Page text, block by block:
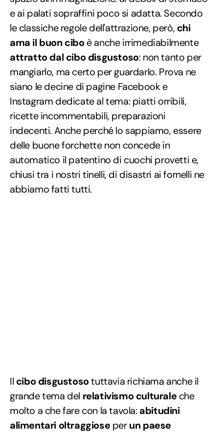
e ai palati sopraffini poco si adatta. Secondo
le classiche regole dell'attrazione, però, chi
ama il buon ciboè anche irrimediabilmente
attratto dal cibo disgustoso: non tanto per
mangiarlo, ma certo per guardarlo. Prova ne
siano le decine di pagine Facebook e
Instagram dedicate al tema: piatti orribili,
ricette incommentabili, preparazioni
indecenti. Anche perché lo sappiamo, essere
delle buone forchette non concede in
automatico il patentino di cuochi provetti e,
chiusi tra i nostri tinelli, di disastri ai fornelli ne
abbiamo fatti tutti.
Il cibo disgustosotuttavia richiama anche il
grande tema del relativismo culturaleche
molto a che fare con la tavola: abitudini
alimentari oltraggioseperun paese